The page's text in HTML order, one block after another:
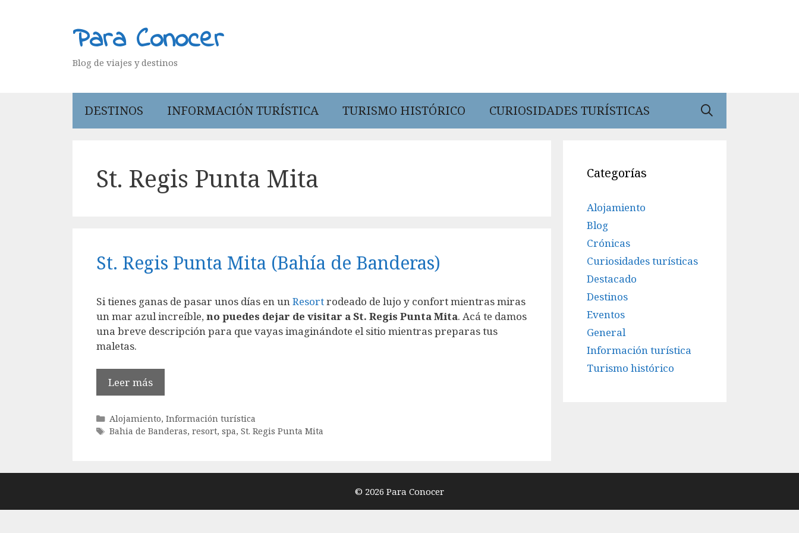
Para Conocer
Blog de viajes y destinos
DESTINOS INFORMACIÓN TURÍSTICA TURISMO HISTÓRICO CURIOSIDADES TURÍSTICAS
St. Regis Punta Mita
St. Regis Punta Mita (Bahía de Banderas)
Si tienes ganas de pasar unos días en unResortrodeado de lujo y confort mientras miras
un mar azul increíble, no puedes dejar de visitar a St. Regis Punta Mita. Acá te damos
una breve descripción para que vayas imaginándote el sitio mientras preparas tus
maletas.
Leer más
Categorías
Alojamiento, Información turística
Etiquetas
Bahia de Banderas, resort, spa, St. Regis Punta Mita
Categorías
Alojamiento
Blog
Crónicas
Curiosidades turísticas
Destacado
Destinos
Eventos
General
Información turística
Turismo histórico
© 2026 Para Conocer